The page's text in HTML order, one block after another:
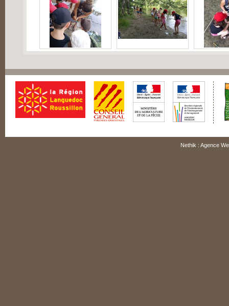
Nethik : Agence